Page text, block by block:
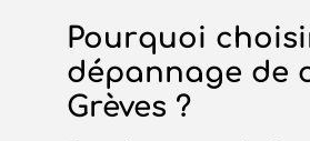
Pourquoi
dépannage de
Grèves ?